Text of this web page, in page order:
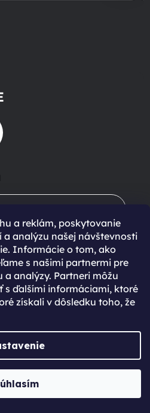
a reklám, poskytovanie
analýzu našej návštevnosti
Informácie o tom, ako
s našimi partnermi pre
a analýzy. Partneri môžu
s ďalšími informáciami, ktoré
získali v dôsledku toho, že
je. Neviete si rady s
pri výbere nového
nás obrátiť.